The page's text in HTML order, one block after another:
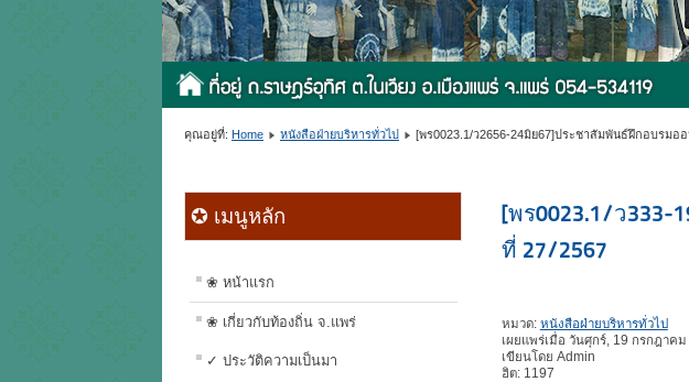
คุณอยู่ที่: Home หนังสือฝ่ายบริหารทั่วไป
[พร0023.1/ว2656-24มิย67]ประชาสัมพันธ์ฝึกอบรม
✪ เมนูหลัก
❀ หน้าแรก
❀ เกี่ยวกับท้องถิ่น จ.แพร่
✓ ประวัติความเป็นมา
[พร0023.1/ว333-
ที่ 27/2567
หมวด: หนังสือฝ่ายบริหารทั่วไป
เผยแพร่เมื่อ วันศุกร์, 19 กรกฎาค
เขียนโดย Admin
ฮิต: 1197